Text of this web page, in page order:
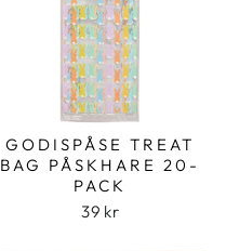
GODISPÅSE TREAT
BAG PÅSKHARE 20-
PACK
39 kr